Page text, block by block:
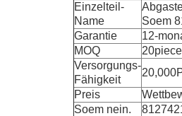
Einzelteil-
Name
Soem
Garantie
12-
MOQ
Versorgungs-
Fähigkeit
Preis
Soem nein.